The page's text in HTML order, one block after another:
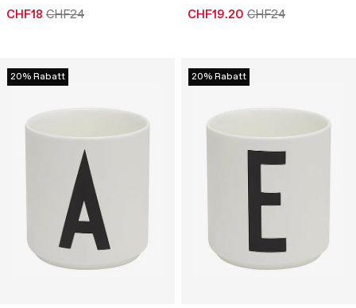
CHF18 CHF24 CHF19.20 CHF24
20% Rabatt 20% Rabatt